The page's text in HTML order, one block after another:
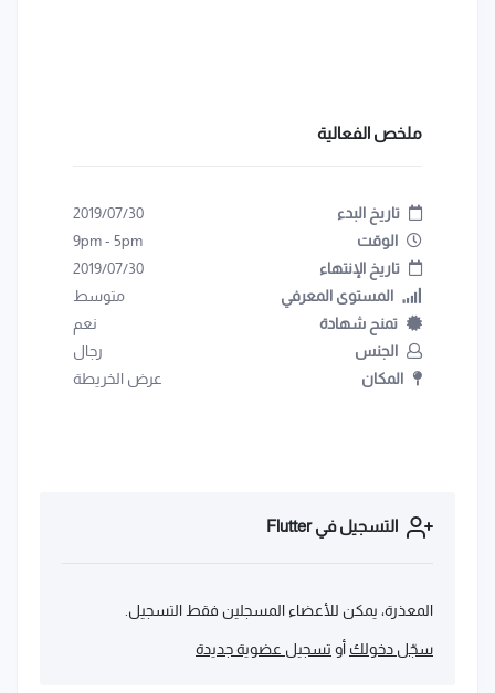
ملخص الفعالية
تاريخ البدء
2019/07/30
الوقت
5pm
-
9pm
تاريخ الإنتهاء
2019/07/30
المستوى المعرفي
متوسط
تمنح شهادة
نعم
الجنس
رجال
المكان
عرض الخريطة
التسجيل في Flutter
المعذرة، يمكن للأعضاء المسجلين فقط التسجيل.
سجّل دخولك أو تسجيل عضوية جديدة